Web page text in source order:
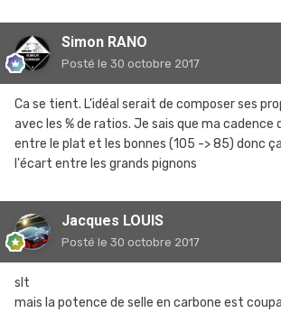
Simon RANO
Posté le 30 octobre 2017
Ca se tient. L'idéal serait de composer ses
avec les % de ratios. Je sais que ma cadence
entre le plat et les bonnes (105 -> 85) donc
l'écart entre les grands pignons
Jacques LOUIS
Posté le 30 octobre 2017
slt
mais la potence de selle en carbone est